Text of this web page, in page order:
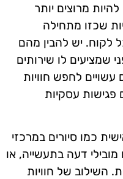
מרוצים יותר
שכזו מתחילה
לקוח. יש להבין מהם
שמציעים לו שירותים
עשויים לחפש חוויות
פגישות עסקיות
כמו סיורים במרכזי
דעה בתעשייה, או
השילוב של חוויות